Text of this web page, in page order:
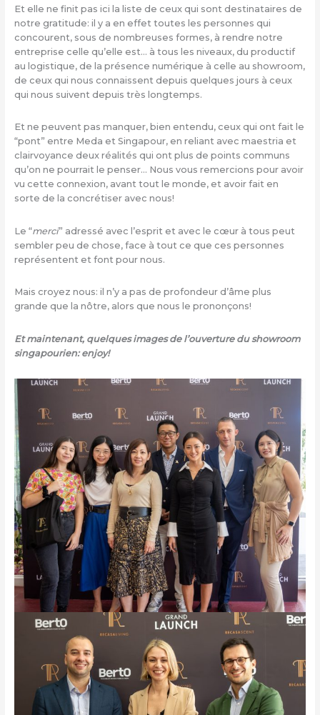
Et elle ne finit pas ici la liste de ceux qui sont destinataires de
notre gratitude: il y a en effet toutes les personnes qui
concourent, sous de nombreuses formes, à rendre notre
entreprise celle qu’elle est… à tous les niveaux, du productif
au logistique, de la présence numérique à celle au showroom,
de ceux qui nous connaissent depuis quelques jours à ceux
qui nous suivent depuis très longtemps.
Et ne peuvent pas manquer, bien entendu, ceux qui ont fait le
“pont” entre Meda et Singapour, en reliant avec maestria et
clairvoyance deux réalités qui ont plus de points communs
qu’on ne pourrait le penser… Nous vous remercions pour avoir
vu cette connexion, avant tout le monde, et avoir fait en
sorte de la concrétiser avec nous!
Le “merci” adressé avec l’esprit et avec le cœur à tous peut
sembler peu de chose, face à tout ce que ces personnes
représentent et font pour nous.
Mais croyez nous: il n’y a pas de profondeur d’âme plus
grande que la nôtre, alors que nous le prononçons!
Et maintenant, quelques images de l’ouverture du showroom
singapourien: enjoy!